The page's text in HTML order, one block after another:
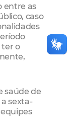
entre as
caso
ter o
saúde de
sexta-